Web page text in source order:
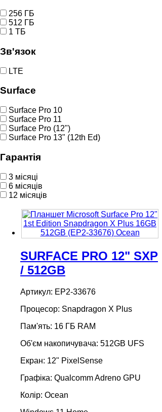
256 ГБ
512 ГБ
1 ТБ
Зв'язок
LTE
Surface
Surface Pro 10
Surface Pro 11
Surface Pro (12")
Surface Pro 13" (12th Ed)
Гарантія
3 місяці
6 місяців
12 місяців
SURFACE PRO 12" SXP
/ 512GB
Артикул: EP2-33676
Процесор: Snapdragon X Plus
Пам'ять: 16 ГБ RAM
Об'єм накопичувача: 512GB UFS
Екран: 12" PixelSense
Графіка: Qualcomm Adreno GPU
Колір: Ocean